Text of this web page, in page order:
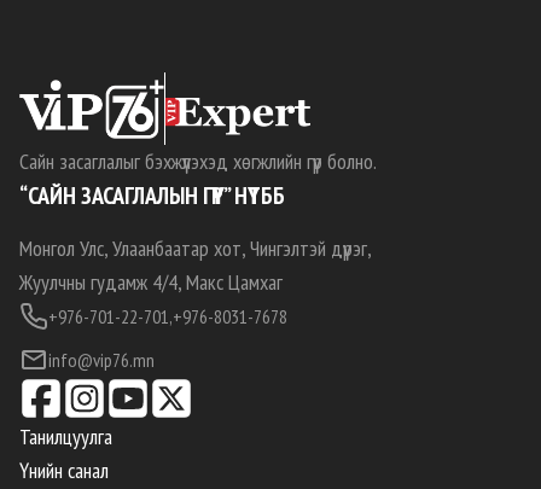
Сайн засаглалыг бэхжүүлэхэд хөгжлийн гүүр болно.
“САЙН ЗАСАГЛАЛЫН ГҮҮР” НҮТББ
Монгол Улс, Улаанбаатар хот, Чингэлтэй дүүрэг,
Жуулчны гудамж 4/4, Макс Цамхаг
+976-701-22-701,+976-8031-7678
info@vip76.mn
Танилцуулга
Үнийн санал